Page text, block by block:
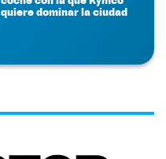
quiere dominar la ciudad